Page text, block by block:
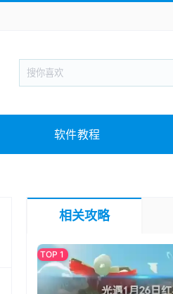
新闻阅读 旅游出行
战棋游戏 枪战射击
教育教学 游戏娱乐
软件教程
相关攻略